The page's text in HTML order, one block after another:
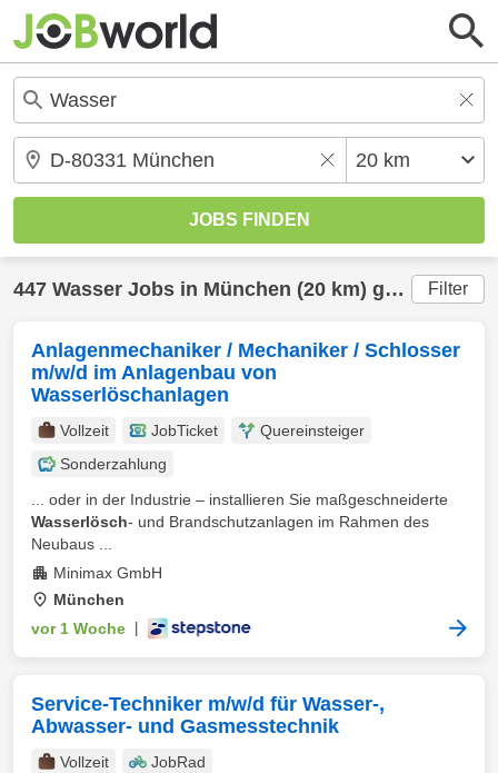
447 Wasser Jobs in München (20 km) gefunden Filter
Anlagenmechaniker / Mechaniker / Schlosser
m/w/d im Anlagenbau von
Wasserlöschanlagen
Vollzeit JobTicket
Quereinsteiger
Sonderzahlung
... oder in der Industrie – installieren Sie maßgeschneiderte
Wasserlösch‑ und Brandschutzanlagen im Rahmen des
Neubaus ...
Minimax GmbH
München
vor 1 Woche
Service-Techniker m/w/d für Wasser-,
Abwasser- und Gasmesstechnik
Vollzeit
JobRad